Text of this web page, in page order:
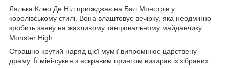
Лялька Клео Де Ніл приїжджає на Бал Монстрів у
королівському стилі. Вона влаштовує вечірку, яка неодмінно
зробить заяву на жахливому танцювальному майданчику
Monster High.
Страшно крутий наряд цієї мумії випромінює царствену
драму. Її міні-сукня з яскравим принтом визирає із зібраних